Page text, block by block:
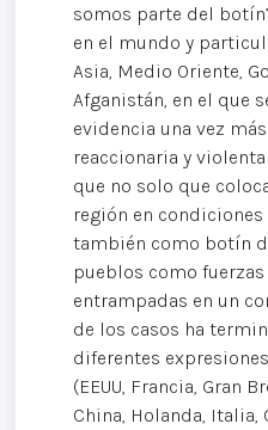
somos parte del
en el mundo y
Asia, Medio Oriente,
Afganistán, en el que
evidencia una vez
reaccionaria y
que no solo que
región en
también como botín
pueblos como
entrampadas en un
de los casos ha
diferentes
(EEUU, Francia, Gran
China, Holanda, Italia,